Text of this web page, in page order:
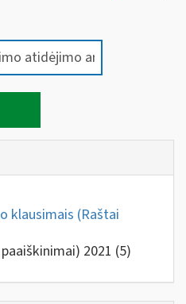
klausimais (Raštai
2021 (5)